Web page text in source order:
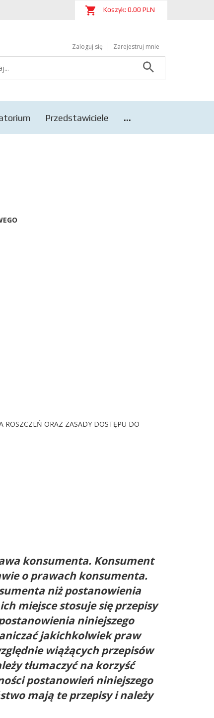
Koszyk: 0.00 PLN
Zaloguj się Zarejestruj mnie
Przedstawiciele ...
ORAZ ZASADY DOSTĘPU DO
konsumenta. Konsument
o prawach konsumenta.
niż postanowienia
miejsce stosuje się przepisy
niniejszego
jakichkolwiek praw
wiążących przepisów
tłumaczyć na korzyść
postanowień niniejszego
mają te przepisy i należy